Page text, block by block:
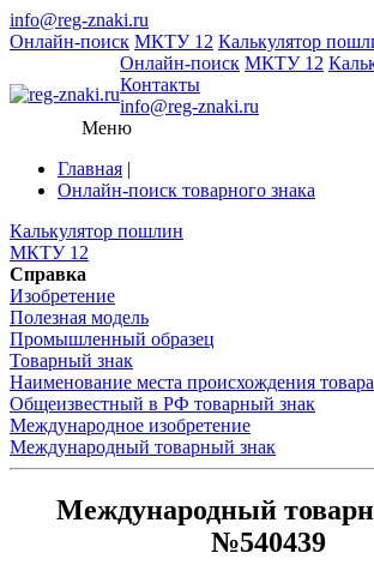
info@reg-znaki.ru
Онлайн-поиск МКТУ 12 Калькулятор
Онлайн-поиск МКТУ 12
Контакты
info@reg-znaki.ru
Меню
Главная |
Онлайн-поиск товарного знака
Калькулятор пошлин
МКТУ 12
Справка
Изобретение
Полезная модель
Промышленный образец
Товарный знак
Наименование места происхождения товара
Общеизвестный в РФ товарный знак
Международное изобретение
Международный товарный знак
Международный
№540439